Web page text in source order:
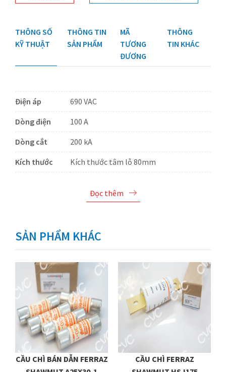
THÔNG SỐ
KỸ THUẬT
THÔNG TIN
SẢN PHẨM
MÃ
TƯƠNG
ĐƯƠNG
THÔNG
TIN KHÁC
Điện áp
690 VAC
Dòng điện
100 A
Dòng cắt
200 kA
Kích thước
Kích thước tâm lỗ 80mm
Đọc thêm
SẢN PHẨM KHÁC
CẦU CHÌ BÁN DẪN FERRAZ
CẦU CHÌ FERRAZ